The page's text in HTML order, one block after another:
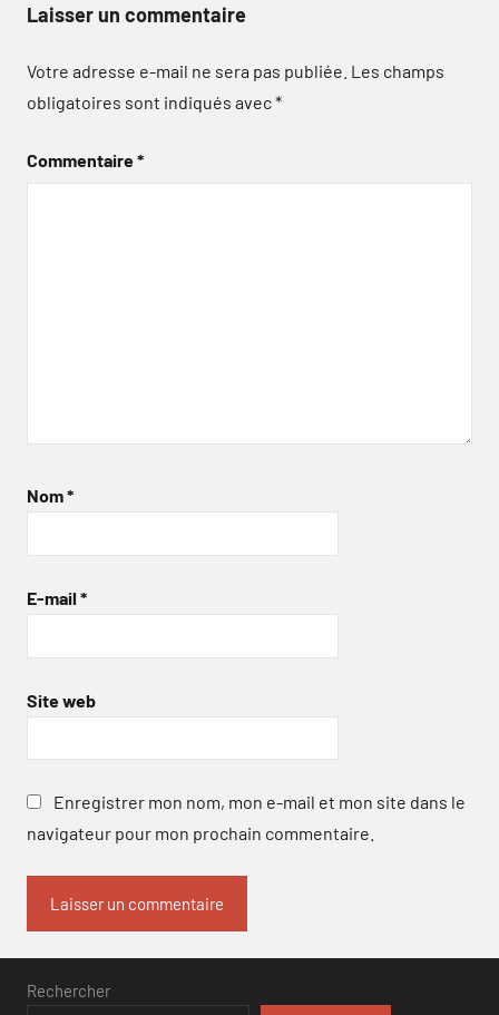
Laisser un commentaire
Votre adresse e-mail ne sera pas publiée. Les champs
obligatoires sont indiqués avec*
Commentaire*
Nom*
E-mail *
Site web
Enregistrer mon nom, mon e-mail et mon site dans le
navigateur pour mon prochain commentaire.
Rechercher